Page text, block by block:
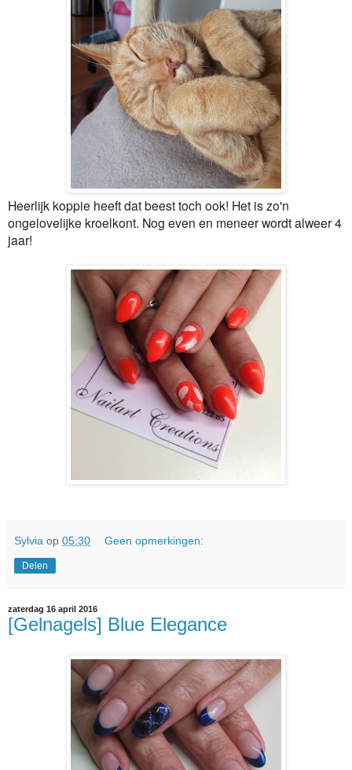
Heerlijk koppie heeft dat beest toch ook! Het is zo'n
ongelovelijke kroelkont. Nog even en meneer wordt alweer 4
jaar!
Sylvia op 05:30 Geen opmerkingen:
Delen
zaterdag 16 april 2016
[Gelnagels] Blue Elegance